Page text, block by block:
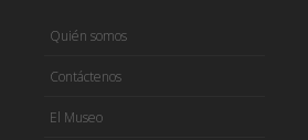
Quién somos
Contáctenos
El Museo